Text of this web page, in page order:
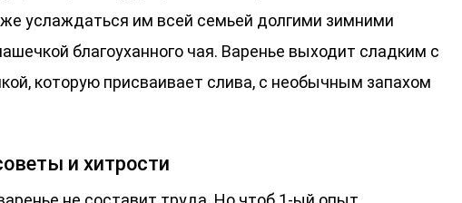
услаждаться им всей семьей долгими зимними
благоуханного чая. Варенье выходит сладким с
которую присваивает слива, с необычным запахом
и хитрости